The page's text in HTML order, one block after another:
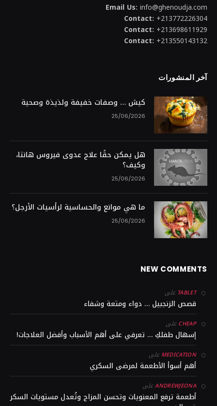
Email Us: info@ghenoudja.com
Contact: +213772226304
Contact: +213698611929
Contact: +213550143132
آخر المنشورات
كيش … وصفات خفيفة ولذيذة وصحية
25/06/2026
هل يمكن حقًا علاج عدوى فيروس هانتا،
وكيف؟
25/06/2026
ما هي موانع والحساسية لرأسيات الأرجل؟
25/06/2026
NEW COMMENTS
TABLET على
قصص الزنجبيل … دواء ومتعة وشفاء
CHEAPعلى
إسهال طفلكِ … تعرفي على أهم الأسباب وأفضل العلاجات!
MEDICATIONعلى
أهم أسوأ الأطعمة لمرضى السكري
ANDREWJEONAعلى
أطعمة ترفع المعنويات وتحسن المزاج وتُعدل مستويات السكر